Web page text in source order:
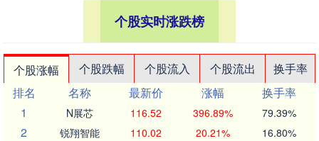
个股实时涨跌榜
个股涨幅 个股跌幅 个股流入 个股流出
换手率
排名
名称 最新价 涨幅
换手率
1
N展芯 116.52 396.89% 79.39%
2 锐翔智能 110.02 20.21% 16.80%